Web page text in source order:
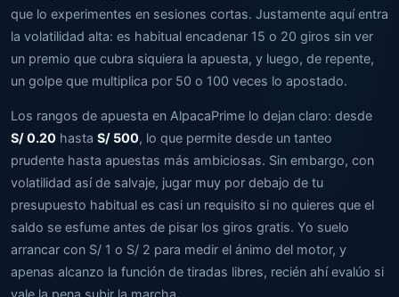
que lo experimentes en sesiones cortas. Justamente aquí entra
la volatilidad alta: es habitual encadenar 15 o 20 giros sin ver
un premio que cubra siquiera la apuesta, y luego, de repente,
un golpe que multiplica por 50 o 100 veces lo apostado.
Los rangos de apuesta en AlpacaPrime lo dejan claro: desde
S/ 0.20 hasta S/ 500, lo que permite desde un tanteo
prudente hasta apuestas más ambiciosas. Sin embargo, con
volatilidad así de salvaje, jugar muy por debajo de tu
presupuesto habitual es casi un requisito si no quieres que el
saldo se esfume antes de pisar los giros gratis. Yo suelo
arrancar con S/ 1 o S/ 2 para medir el ánimo del motor, y
apenas alcanzo la función de tiradas libres, recién ahí evalúo si
vale la pena subir la marcha.